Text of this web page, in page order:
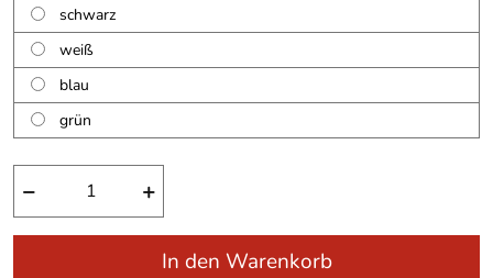
schwarz
weiß
blau
grün
− +
In den Warenkorb